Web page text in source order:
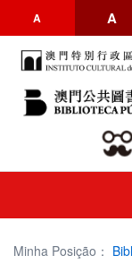
A A
Minha Posição：